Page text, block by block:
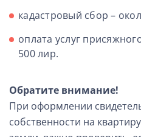
кадастровый сбор –
оплата услуг
500 лир.
Обратите внимание!
При оформлении
собственности на